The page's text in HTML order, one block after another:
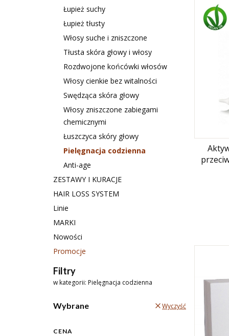
Łupież suchy
Łupież tłusty
Włosy suche i zniszczone
Tłusta skóra głowy i włosy
Rozdwojone końcówki włosów
Włosy cienkie bez witalności
Swędząca skóra głowy
Włosy zniszczone zabiegami
chemicznymi
Łuszczyca skóry głowy
Pielęgnacja codzienna
Anti-age
ZESTAWY I KURACJE
HAIR LOSS SYSTEM
Linie
MARKI
Nowości
Promocje
Koniec menu
Filtry
w kategorii: Pielęgnacja codzienna
Wybrane Wyczyść
CENA